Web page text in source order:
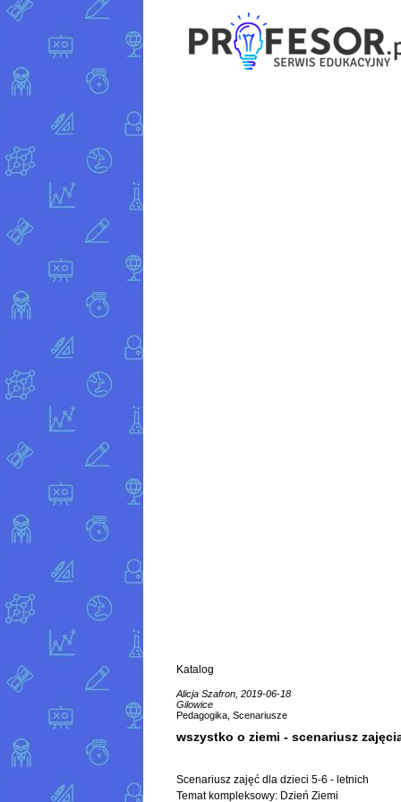
Katalog
Alicja Szafron, 2019-06-18
Gilowice
Pedagogika, Scenariusze
wszystko o ziemi - scenariusz
Scenariusz zajęć dla dzieci 5-6 - letnich
Temat kompleksowy: Dzień Ziemi